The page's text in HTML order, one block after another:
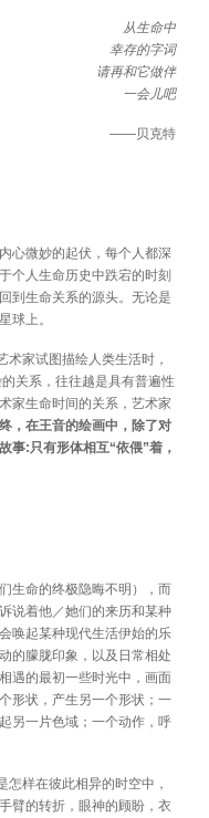
从生命中
幸存的字词
请再和它做伴
一会儿吧
——贝克特
微妙的起伏，每个人都深
个人生命历史中跌宕的时刻
到生命关系的源头。无论是
球上。
家试图描绘人类生活时，
关系，往往越是具有普遍性
家生命时间的关系，艺术家
，在王音的绘画中，除了对
事:只有形体相互“依偎”着，
命的终极隐晦不明），而
说着他／她们的来历和某种
唤起某种现代生活伊始的乐
的朦胧印象，以及日常相处
遇的最初一些时光中，画面
形状，产生另一个形状；一
另一片色域；一个动作，呼
样在彼此相异的时空中，
臂的转折，眼神的顾盼，衣